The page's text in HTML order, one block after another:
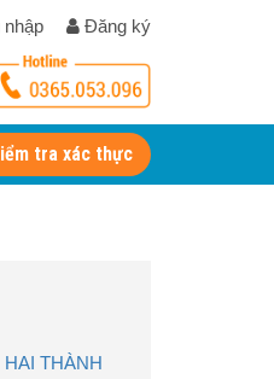
Đăng ký
tra xác thực
THÀNH